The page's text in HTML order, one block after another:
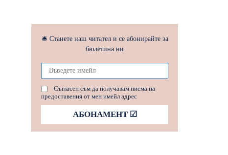
🛎 Станете наш читател и се абонирайте за
бюлетина ни
Съгласен съм да получавам писма на
предоставения от мен имейл адрес